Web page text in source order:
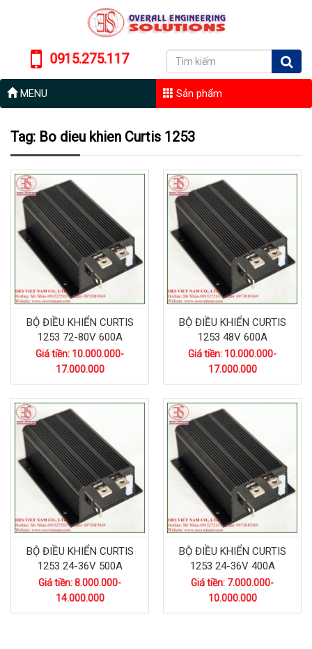
0915.275.117
MENU Sản phẩm
Tag: Bo dieu khien Curtis 1253
BỘ ĐIỀU KHIỂN CURTIS
1253 72-80V 600A
Giá tiền: 10.000.000-
17.000.000
BỘ ĐIỀU KHIỂN CURTIS
1253 48V 600A
Giá tiền: 10.000.000-
17.000.000
BỘ ĐIỀU KHIỂN CURTIS
1253 24-36V 500A
Giá tiền: 8.000.000-
14.000.000
BỘ ĐIỀU KHIỂN CURTIS
1253 24-36V 400A
Giá tiền: 7.000.000-
10.000.000